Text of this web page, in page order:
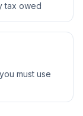
tax owed
must use